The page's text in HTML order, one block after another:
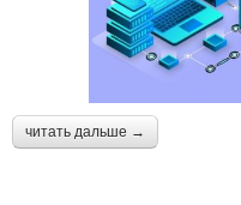
читать дальше →